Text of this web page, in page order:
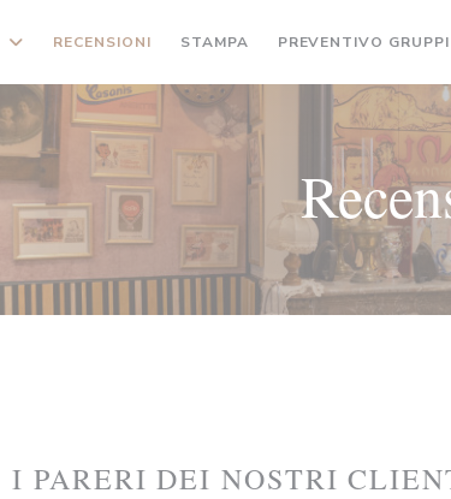
RECENSIONI STAMPA PREVENTIVO GRUPPI
I PARERI DEI NOSTRI